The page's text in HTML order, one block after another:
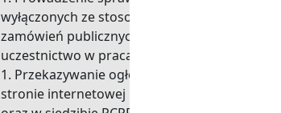
wyłączonych ze stosowania ustawy Prawo
zamówień publicznych, w szczególności w
uczestnictwo w pracach zespołów
Przekazywanie ogłoszeń do Urzędu
stronie internetowej